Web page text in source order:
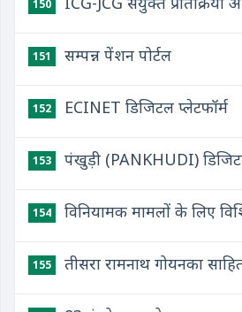
150
151 सम्पन्न पेंशन पोर्टल
152 ECINET डिजिटल प्लेटफॉर्म
153 पंखुड़ी (PANKHUDI)
154 विनियामक मामलों के लिए
155 तीसरा रामनाथ गोयनका